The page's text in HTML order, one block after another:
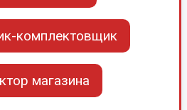
комплектовщик
магазина